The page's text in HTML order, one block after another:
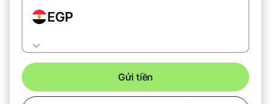
EGP
Gửi tiền